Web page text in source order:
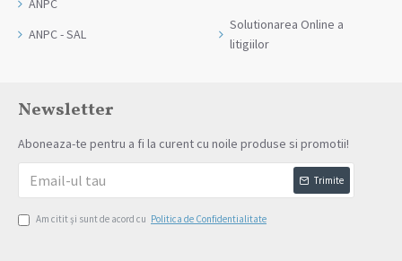
ANPC
ANPC - SAL
Solutionarea Online a
litigiilor
Newsletter
Aboneaza-te pentru a fi la curent cu noile produse si promotii!
Trimite
Am citit şi sunt de acord cu Politica de Confidentialitate